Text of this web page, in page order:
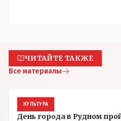
ЧИТАЙТЕ ТАКЖЕ
Все материалы
КУЛЬТУРА
День города в Рудном